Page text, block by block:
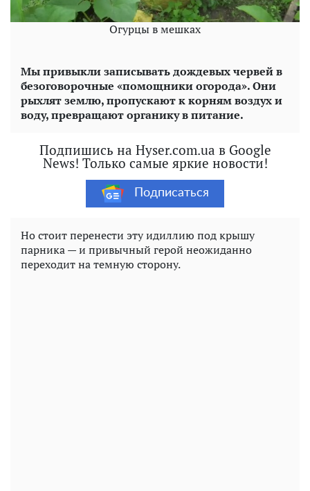
Огурцы в мешках
Мы привыкли записывать дождевых червей в
безоговорочные «помощники огорода». Они
рыхлят землю, пропускают к корням воздух и
воду, превращают органику в питание.
Подпишись на Hyser.com.ua в Google
News! Только самые яркие новости!
Подписаться
Но стоит перенести эту идиллию под крышу
парника — и привычный герой неожиданно
переходит на темную сторону.